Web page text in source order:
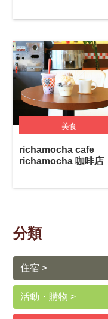
美食
richamocha cafe
richamocha 咖啡店
分類
住宿
活動・購物